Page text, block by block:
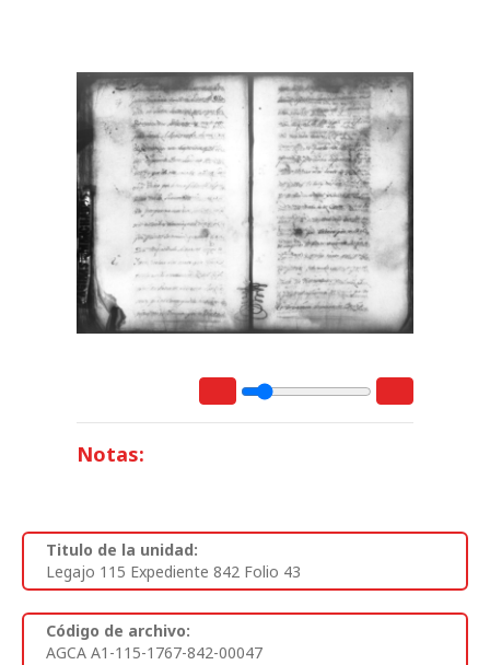
Notas:
Titulo de la unidad:
Legajo 115 Expediente 842 Folio 43
Código de archivo:
AGCA A1-115-1767-842-00047